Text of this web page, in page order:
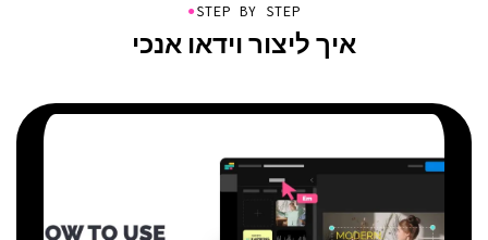
●STEP BY STEP
איך ליצור וידאו אנכי